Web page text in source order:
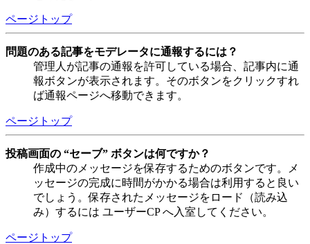
ページトップ
問題のある記事をモデレータに通報するには？
管理人が記事の通報を許可している場合、記事内に通
報ボタンが表示されます。そのボタンをクリックすれ
ば通報ページへ移動できます。
ページトップ
投稿画面の “セーブ” ボタンは何ですか？
作成中のメッセージを保存するためのボタンです。メ
ッセージの完成に時間がかかる場合は利用すると良い
でしょう。保存されたメッセージをロード（読み込
み）するには ユーザーCP へ入室してください。
ページトップ